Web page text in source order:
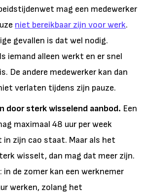
mag een medewerker
niet bereikbaar zijn voor werk.
gevallen is dat wel nodig.
iemand alleen werkt en er snel
De andere medewerker kan dan
verlaten tijdens zijn pauze.
door sterk wisselend aanbod. Een
maximaal 48 uur per week
in zijn cao staat. Maar als het
wisselt, dan mag dat meer zijn.
in de zomer kan een werknemer
werken, zolang het